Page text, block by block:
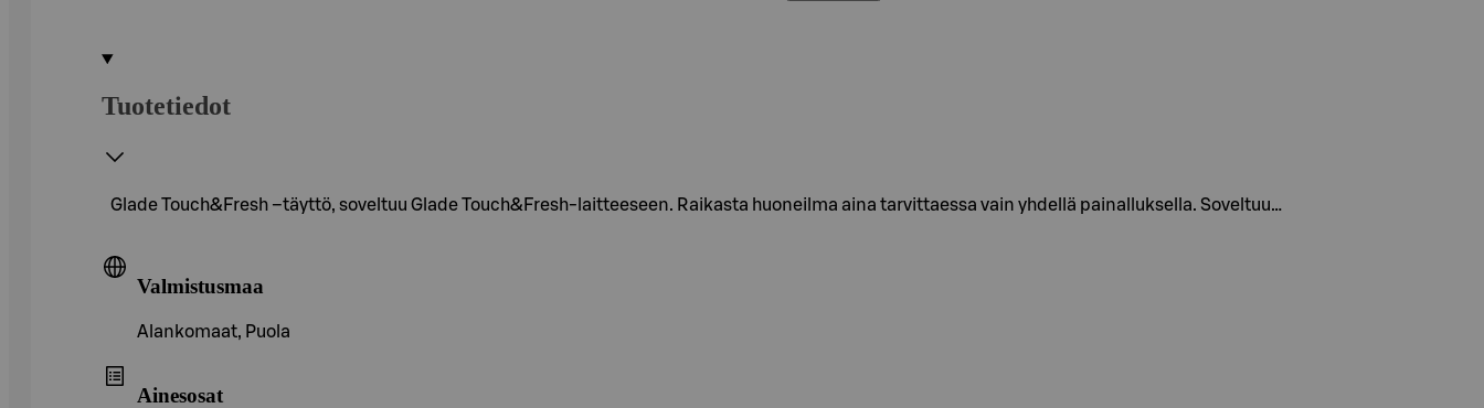
Tuotetiedot
Glade Touch&Fresh –täyttö, soveltuu Glade Touch&Fresh-laitteeseen. Raikasta huoneilma aina tarvittaessa vain yhdellä painalluksella. Soveltuu…
Valmistusmaa
Alankomaat, Puola
Ainesosat